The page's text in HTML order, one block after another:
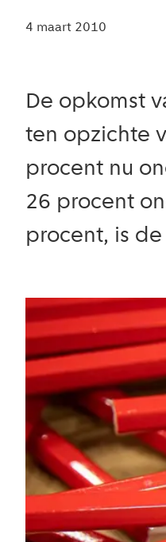
4 maart 2010
De opkomst
ten opzichte
procent nu
26 procent
procent, is